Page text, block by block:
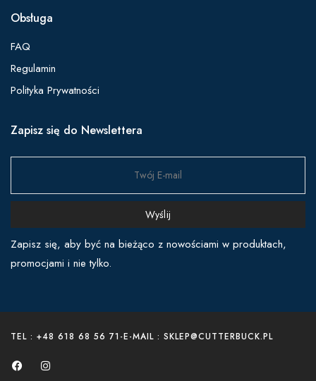
Obsługa
FAQ
Regulamin
Polityka Prywatności
Zapisz się do Newslettera
Wyślij
Zapisz się, aby być na bieżąco z nowościami w produktach,
promocjami i nie tylko.
TEL : +48 618 68 56 71 -E-MAIL : SKLEP@CUTTERBUCK.PL